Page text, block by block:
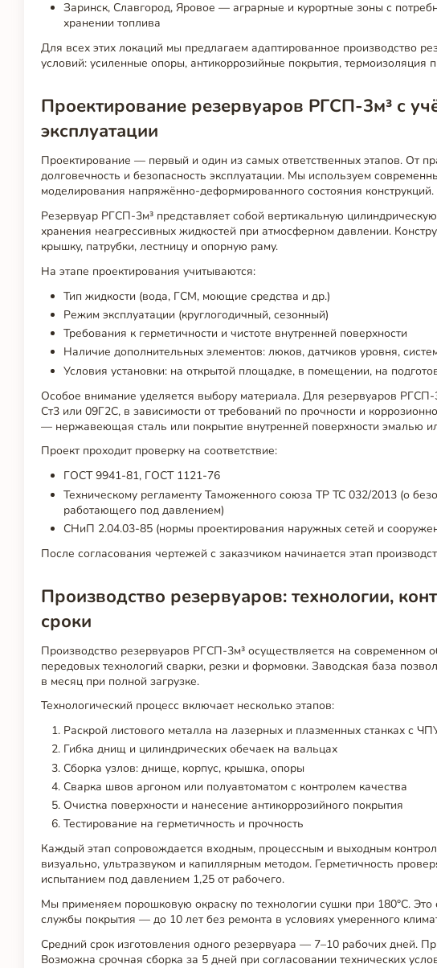
Заринск, Славгород, Яровое — аграрные и курортные зоны с
хранении топлива
Для всех этих локаций мы предлагаем адаптированное производство
условий: усиленные опоры, антикоррозийные покрытия, термоизоляция
Проектирование резервуаров РГСП-3м³ с
эксплуатации
Проектирование — первый и один из самых ответственных этапов. От
долговечность и безопасность эксплуатации. Мы используем
моделирования напряжённо-деформированного состояния конструкций.
Резервуар РГСП-3м³ представляет собой вертикальную
хранения неагрессивных жидкостей при атмосферном давлении.
крышку, патрубки, лестницу и опорную раму.
На этапе проектирования учитываются:
Тип жидкости (вода, ГСМ, моющие средства и др.)
Режим эксплуатации (круглогодичный, сезонный)
Требования к герметичности и чистоте внутренней поверхности
Наличие дополнительных элементов: люков, датчиков уровня,
Условия установки: на открытой площадке, в помещении, на
Особое внимание уделяется выбору материала. Для резервуаров РГСП-
Ст3 или 09Г2С, в зависимости от требований по прочности и
— нержавеющая сталь или покрытие внутренней поверхности эмалью
Проект проходит проверку на соответствие:
ГОСТ 9941-81, ГОСТ 1121-76
Техническому регламенту Таможенного союза ТР ТС 032/2013 (о
работающего под давлением)
СНиП 2.04.03-85 (нормы проектирования наружных сетей и
После согласования чертежей с заказчиком начинается этап
Производство резервуаров: технологии,
сроки
Производство резервуаров РГСП-3м³ осуществляется на современном
передовых технологий сварки, резки и формовки. Заводская база
в месяц при полной загрузке.
Технологический процесс включает несколько этапов:
Раскрой листового металла на лазерных и плазменных станках с
Гибка днищ и цилиндрических обечаек на вальцах
Сборка узлов: днище, корпус, крышка, опоры
Сварка швов аргоном или полуавтоматом с контролем качества
Очистка поверхности и нанесение антикоррозийного покрытия
Тестирование на герметичность и прочность
Каждый этап сопровождается входным, процессным и выходным
визуально, ультразвуком и капиллярным методом. Герметичность
испытанием под давлением 1,25 от рабочего.
Мы применяем порошковую окраску по технологии сушки при 180°C. Это
службы покрытия — до 10 лет без ремонта в условиях умеренного
Средний срок изготовления одного резервуара — 7–10 рабочих дней.
Возможна срочная сборка за 5 дней при согласовании технических